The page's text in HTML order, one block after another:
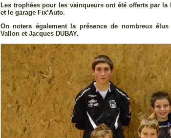
Les trophées pour les vainqueurs ont été offerts par la
et le garage Fix’Auto.
On notera également la présence de nombreux
Vallon et Jacques DUBAY.